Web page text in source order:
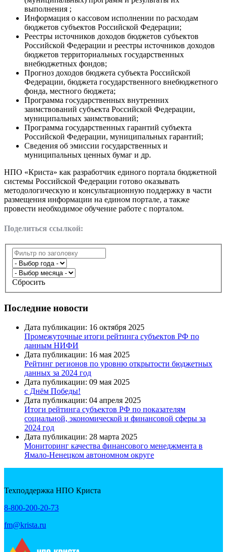
выполнения ;
Информация о кассовом исполнении по расходам
бюджетов субъектов Российской Федерации;
Реестры источников доходов бюджетов субъектов
Российской Федерации и реестры источников доходов
бюджетов территориальных государственных
внебюджетных фондов;
Прогноз доходов бюджета субъекта Российской
Федерации, бюджета государственного внебюджетного
фонда, местного бюджета;
Программа государственных внутренних
заимствований субъекта Российской Федерации,
муниципальных заимствований;
Программа государственных гарантий субъекта
Российской Федерации, муниципальных гарантий;
Сведения об эмиссии государственных и
муниципальных ценных бумаг и др.
НПО «Криста» как разработчик единого портала бюджетной
системы Российской Федерации готово оказывать
методологическую и консультационную поддержку в части
размещения информации на едином портале, а также
провести необходимое обучение работе с порталом.
Поделиться ссылкой:
Сбросить
Последние новости
Дата публикации: 16 октября 2025
Промежуточные итоги рейтинга субъектов РФ по
данным НИФИ
Дата публикации: 16 мая 2025
Рейтинг регионов по уровню открытости бюджетных
данных за 2024 год
Дата публикации: 09 мая 2025
с Днём Победы!
Дата публикации: 04 апреля 2025
Итоги рейтинга субъектов РФ по показателям
социальной, экономической и финансовой сферы за
2024 год
Дата публикации: 28 марта 2025
Мониторинг качества финансового менеджмента в
Ямало-Ненецком автономном округе
Техподдержка НПО Криста
8-800-200-20-73
fm@krista.ru